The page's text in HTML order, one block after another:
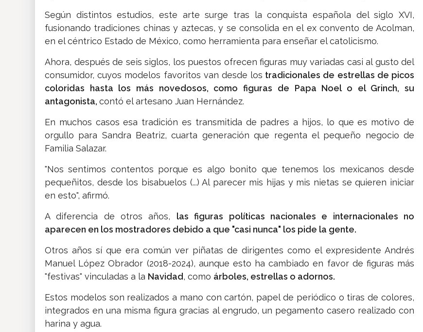
Según distintos estudios, este arte surge tras la conquista española del siglo XVI,
fusionando tradiciones chinas y aztecas, y se consolida en el ex convento de Acolman,
en el céntrico Estado de México, como herramienta para enseñar el catolicismo.
Ahora, después de seis siglos, los puestos ofrecen figuras muy variadas casi al gusto del
consumidor, cuyos modelos favoritos van desde los tradicionales de estrellas de picos
coloridas hasta los más novedosos, como figuras de Papa Noel o el Grinch, su
antagonista, contó el artesano Juan Hernández.
En muchos casos esa tradición es transmitida de padres a hijos, lo que es motivo de
orgullo para Sandra Beatriz, cuarta generación que regenta el pequeño negocio de
Familia Salazar.
"Nos sentimos contentos porque es algo bonito que tenemos los mexicanos desde
pequeñitos, desde los bisabuelos (...) Al parecer mis hijas y mis nietas se quieren iniciar
en esto", afirmó.
A diferencia de otros años, las figuras políticas nacionales e internacionales no
aparecen en los mostradores debido a que "casi nunca" los pide la gente.
Otros años sí que era común ver piñatas de dirigentes como el expresidente Andrés
Manuel López Obrador (2018-2024), aunque esto ha cambiado en favor de figuras más
"festivas" vinculadas a la Navidad, como árboles, estrellas o adornos.
Estos modelos son realizados a mano con cartón, papel de periódico o tiras de colores,
integrados en una misma figura gracias al engrudo, un pegamento casero realizado con
harina y agua.